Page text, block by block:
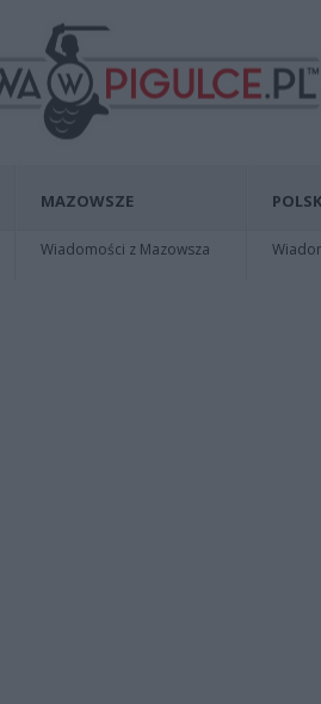
MAZOWSZE
Wiadomości z Mazowsza